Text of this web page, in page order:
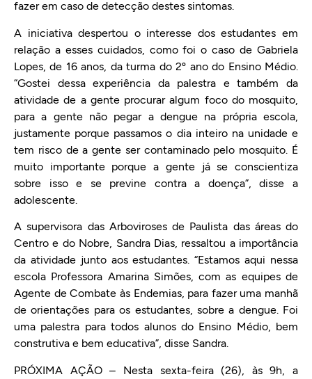
fazer em caso de detecção destes sintomas.
A iniciativa despertou o interesse dos estudantes em
relação a esses cuidados, como foi o caso de Gabriela
Lopes, de 16 anos, da turma do 2º ano do Ensino Médio.
“Gostei dessa experiência da palestra e também da
atividade de a gente procurar algum foco do mosquito,
para a gente não pegar a dengue na própria escola,
justamente porque passamos o dia inteiro na unidade e
tem risco de a gente ser contaminado pelo mosquito. É
muito importante porque a gente já se conscientiza
sobre isso e se previne contra a doença”, disse a
adolescente.
A supervisora das Arboviroses de Paulista das áreas do
Centro e do Nobre, Sandra Dias, ressaltou a importância
da atividade junto aos estudantes. “Estamos aqui nessa
escola Professora Amarina Simões, com as equipes de
Agente de Combate às Endemias, para fazer uma manhã
de orientações para os estudantes, sobre a dengue. Foi
uma palestra para todos alunos do Ensino Médio, bem
construtiva e bem educativa”, disse Sandra.
PRÓXIMA AÇÃO – Nesta sexta-feira (26), às 9h, a